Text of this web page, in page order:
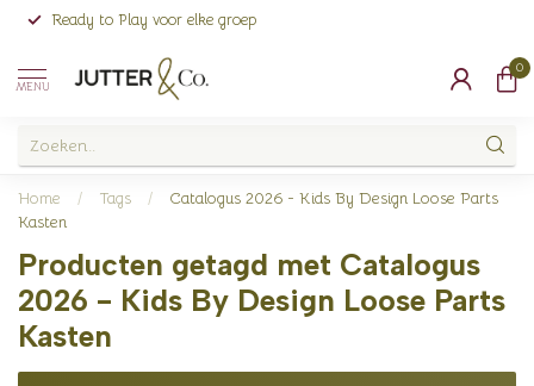
Ready to Play voor elke groep
MENU
0
Home / Tags /
Catalogus 2026 - Kids By Design Loose Parts
Kasten
Producten getagd met Catalogus
2026 - Kids By Design Loose Parts
Kasten